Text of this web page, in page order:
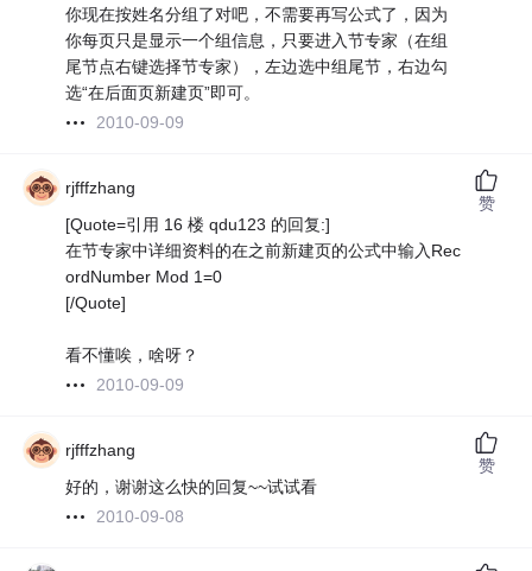
你现在按姓名分组了对吧，不需要再写公式了，因为
你每页只是显示一个组信息，只要进入节专家（在组
尾节点右键选择节专家），左边选中组尾节，右边勾
选“在后面页新建页”即可。
2010-09-09
rjfffzhang
[Quote=引用 16 楼 qdu123 的回复:]
在节专家中详细资料的在之前新建页的公式中输入Rec
ordNumber Mod 1=0
[/Quote]
看不懂唉，啥呀？
2010-09-09
赞
rjfffzhang
好的，谢谢这么快的回复~~试试看
2010-09-08
赞